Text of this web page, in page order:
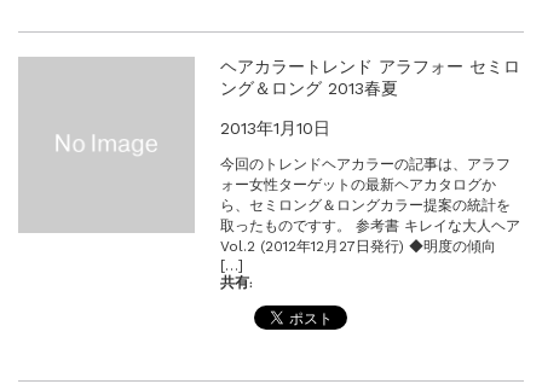
ヘアカラートレンド アラフォー セミロ
ング＆ロング 2013春夏
2013年1月10日
今回のトレンドヘアカラーの記事は、アラフ
ォー女性ターゲットの最新ヘアカタログか
ら、セミロング＆ロングカラー提案の統計を
取ったものですす。 参考書 キレイな大人ヘア
Vol.2 (2012年12月27日発行) ◆明度の傾向
[…]
共有: